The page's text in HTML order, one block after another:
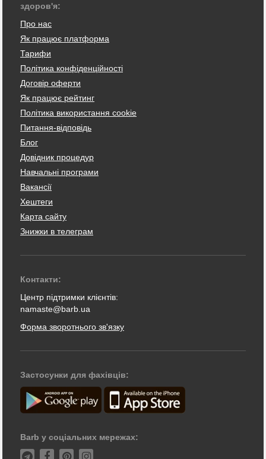
здоров'я:
Про нас
Як працює платформа
Тарифи
Політика конфіденційності
Договір оферти
Як працює рейтинг
Політика використання cookie
Питання-відповідь
Блог
Довідник процедур
Навчальні програми
Вакансії
Хештеги
Карта сайту
Знижки в телеграм
Контакти:
Центр підтримки клієнтів:
namaste@barb.ua
Форма зворотнього зв'язку
Застосунки для фахівців:
Barb у соціальних мережах: